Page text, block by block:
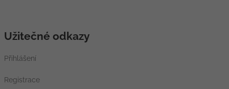
Užitečné odkazy
Přihlášení
Registrace